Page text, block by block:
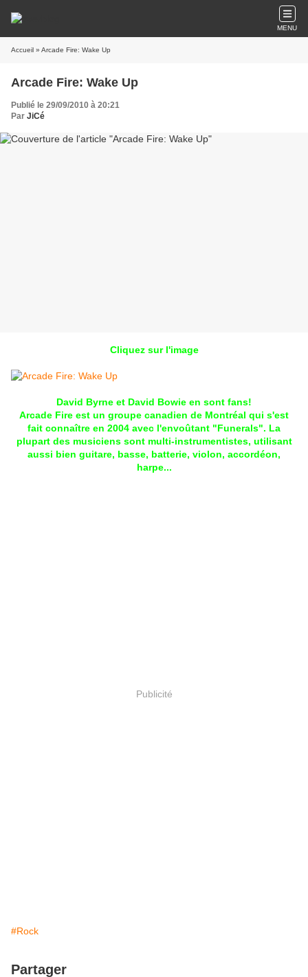
MENU
Accueil » Arcade Fire: Wake Up
Arcade Fire: Wake Up
Publié le 29/09/2010 à 20:21
Par JiCé
Cliquez sur l'image
David Byrne et David Bowie en sont fans!
Arcade Fire est un groupe canadien de Montréal qui s'est
fait connaître en 2004 avec l'envoûtant "Funerals". La
plupart des musiciens sont multi-instrumentistes, utilisant
aussi bien guitare, basse, batterie, violon, accordéon,
harpe...
Publicité
#Rock
Partager